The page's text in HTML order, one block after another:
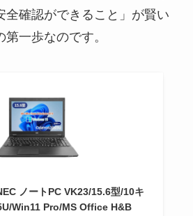
全確認ができること」が賢い
一歩なのです。
ノートPC VK23/15.6型/10キ
Win11 Pro/MS Office H&B